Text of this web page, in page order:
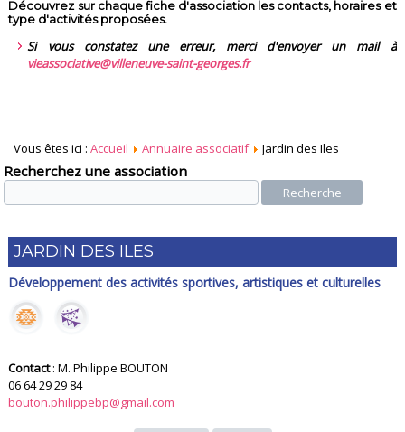
Découvrez sur chaque fiche d'association les contacts, horaires et
type d'activités proposées.
Si vous constatez une erreur, merci d'envoyer un mail à
vieassociative@villeneuve-saint-georges.fr
Vous êtes ici :Accueil Annuaire associatif Jardin des Iles
Recherchez une association
Recherche
JARDIN DES ILES
Développement des activités sportives, artistiques et culturelles
Contact: M. Philippe BOUTON
06 64 29 29 84
bouton.philippebp@gmail.com